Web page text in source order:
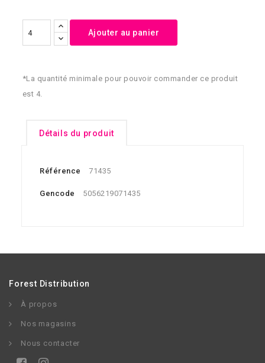
Ajouter au panier
*La quantité minimale pour pouvoir commander ce produit
est 4.
Détails du produit
Référence 71435
Gencode 5056219071435
Forest Distribution
À propos
Nos magasins
Nous contacter